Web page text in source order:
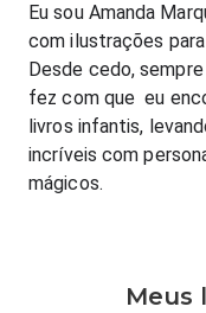
Eu sou Amanda
com ilustrações
Desde cedo,
fez com que  eu
livros infantis,
incríveis com
mágicos.
Meus